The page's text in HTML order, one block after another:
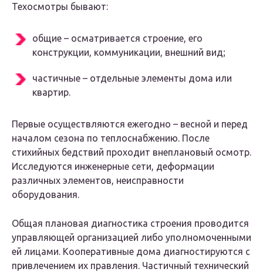
Техосмотры бывают:
общие – осматривается строение, его
конструкции, коммуникации, внешний вид;
частичные – отдельные элементы дома или
квартир.
Первые осуществляются ежегодно – весной и перед
началом сезона по теплоснабжению. После
стихийных бедствий проходит внеплановый осмотр.
Исследуются инженерные сети, деформации
различных элементов, неисправности
оборудования.
Общая плановая диагностика строения проводится
управляющей организацией либо уполномоченными
ей лицами. Кооперативные дома диагностируются с
привлечением их правления. Частичный технический